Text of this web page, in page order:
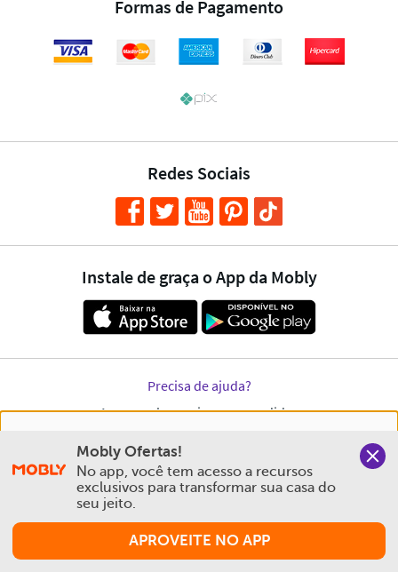
experiência na Mobly. Quando você navega no nosso site,
aceita esta condição
Política de Privacidade e Cookies
Mobly Ofertas!
No app, você tem acesso a recursos
exclusivos para transformar sua casa do
seu jeito.
APROVEITE NO APP